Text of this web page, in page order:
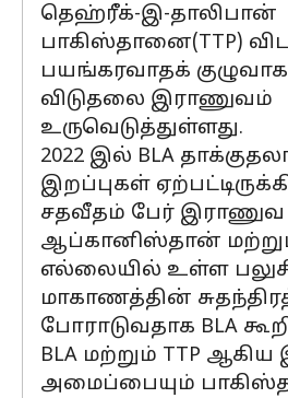
தெஹ்ரீக்-இ-தாலிபான்
பாகிஸ்தானை(TTP)
பயங்கரவாதக்
விடுதலை இராணுவம்
உருவெடுத்துள்ளது.
2022 இல் BLA
இறப்புகள்
சதவீதம் பேர்
ஆப்கானிஸ்தான்
எல்லையில் உள்ள
மாகாணத்தின்
போராடுவதாக BLA
BLA மற்றும் TTP
அமைப்பையும்